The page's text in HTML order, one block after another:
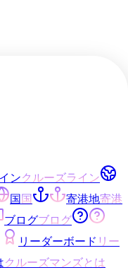
ンクルーズライン
国国 寄港地寄港
ブログブログ
リーダーボード リー
クルーズマンズとは